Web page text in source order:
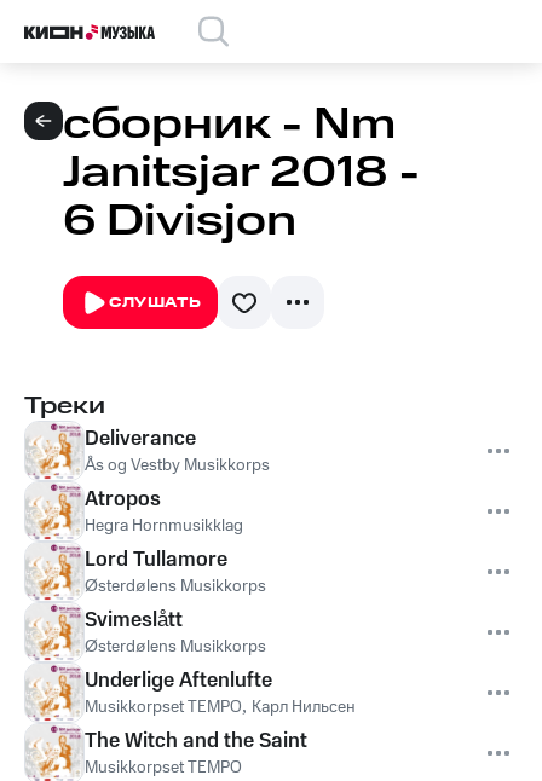
сборник - Nm
Janitsjar 2018 -
6 Divisjon
СЛУШАТЬ
Треки
Deliverance
Ås og Vestby Musikkorps
Atropos
Hegra Hornmusikklag
Lord Tullamore
Østerdølens Musikkorps
Svimeslått
Østerdølens Musikkorps
Underlige Aftenlufte
Musikkorpset TEMPO, Карл Нильсен
The Witch and the Saint
Musikkorpset TEMPO